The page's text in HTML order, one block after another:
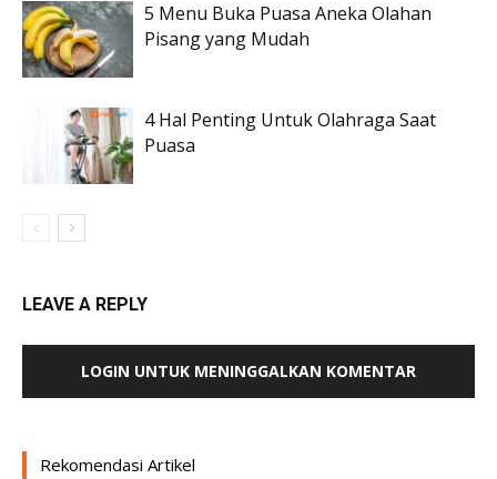
5 Menu Buka Puasa Aneka Olahan
Pisang yang Mudah
4 Hal Penting Untuk Olahraga Saat
Puasa
LEAVE A REPLY
LOGIN UNTUK MENINGGALKAN KOMENTAR
Rekomendasi Artikel